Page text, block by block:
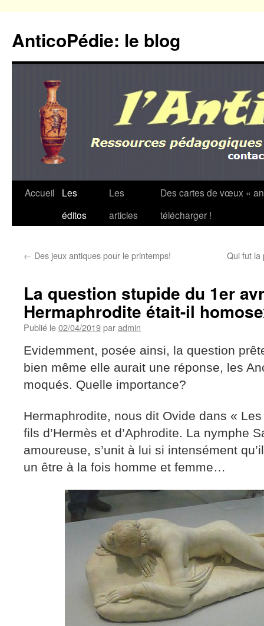
contenu
AnticoPédie: le blog
Accueil
Les
éditos
Les
articles
Des cartes de vœux «
télécharger !
← Des jeux antiques pour le printemps! Qui fut la
La question stupide du 1er
Hermaphrodite était-il
Publié le02/04/2019paradmin
Evidemment, posée ainsi, la question
bien même elle aurait une réponse, les
moqués. Quelle importance?
Hermaphrodite, nous dit Ovide dans «
fils d’Hermès et d’Aphrodite. La nymphe
amoureuse, s’unit à lui si intensément
un être à la fois homme et femme…